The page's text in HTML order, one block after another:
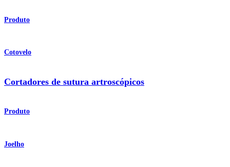
Produto
Cotovelo
Cortadores de sutura artroscópicos
Produto
Joelho